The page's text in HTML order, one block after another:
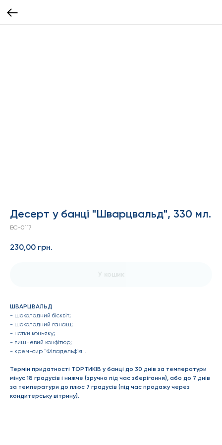
Десерт у банці "Шварцвальд", 330 мл.
BC-0117
230,00 грн.
У кошик
ШВАРЦВАЛЬД
- шоколадний бісквіт;
- шоколадний ганаш;
- нотки коньяку;
- вишневий конфітюр;
- крем-сир "Філадельфія".
Термін придатності ТОРТИКІВ у банці до 30 днів за температури
мінус 18 градусів і нижче (зручно під час зберігання), або до 7 днів
за температури до плюс 7 градусів (під час продажу через
кондитерську вітрину).